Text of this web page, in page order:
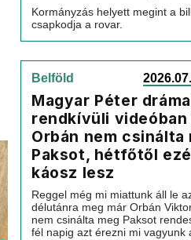
Kormányzás helyett megint a
csapkodja a rovar.
Belföld
Magyar Péter
rendkívüli
Orbán nem csinálta
Paksot, hétfőtől
káosz lesz
Reggel még mi miattunk áll le
délutánra meg már Orbán
nem csinálta meg Paksot
fél napig azt érezni mi vagyunk